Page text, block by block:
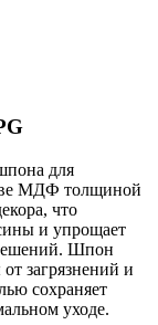
для
МДФ толщиной
что
и упрощает
Шпон
загрязнений и
сохраняет
уходе.